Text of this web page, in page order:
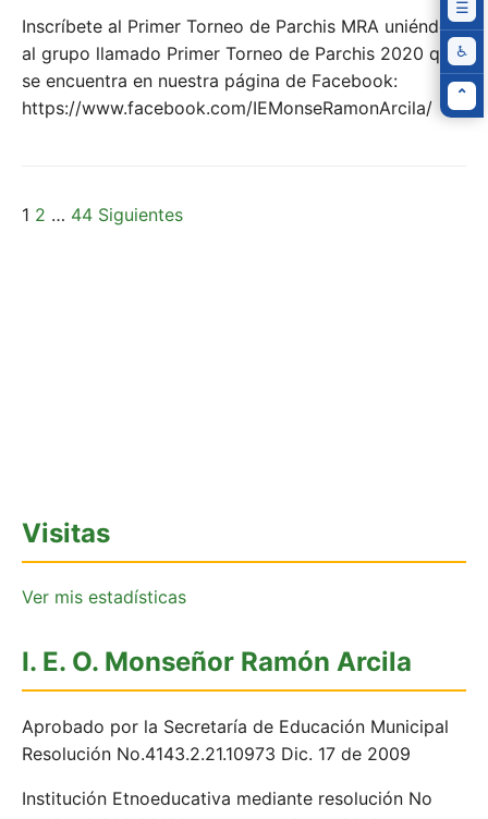
Inscríbete al Primer Torneo de Parchis MRA uniéndote
al grupo llamado Primer Torneo de Parchis 2020 que
se encuentra en nuestra página de Facebook:
https://www.facebook.com/IEMonseRamonArcila/
Paginación
1 2 … 44 Siguientes
Visitas
Ver mis estadísticas
I. E. O. Monseñor Ramón Arcila
Aprobado por la Secretaría de Educación Municipal
Resolución No.4143.2.21.10973 Dic. 17 de 2009
Institución Etnoeducativa mediante resolución No
☰
♿
todo
⌃